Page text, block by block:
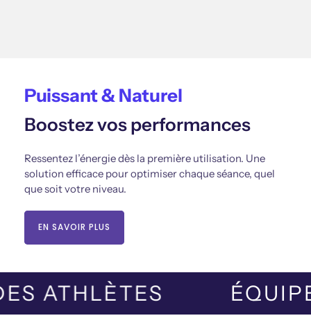
Puissant & Naturel
Boostez vos performances
Ressentez l’énergie dès la première utilisation. Une
solution efficace pour optimiser chaque séance, quel
que soit votre niveau.
EN SAVOIR PLUS
ATHLÈTES